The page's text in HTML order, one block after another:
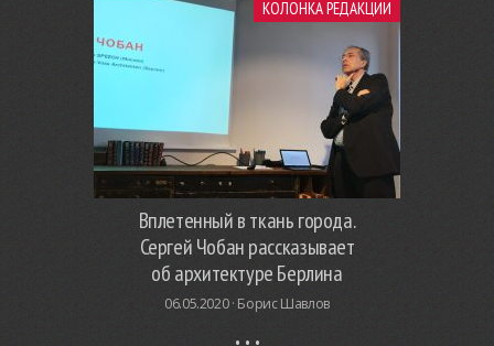
КОЛОНКА РЕДАКЦИИ
Вплетенный в ткань города.
Сергей Чобан рассказывает
об архитектуре Берлина
06.05.2020 · Борис Шавлов